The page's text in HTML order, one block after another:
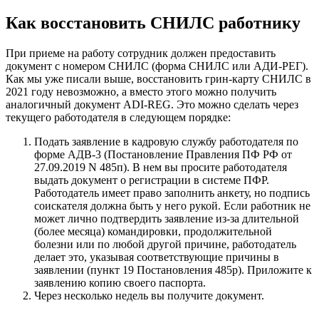
Как восстановить СНИЛС работнику
При приеме на работу сотрудник должен предоставить
документ с номером СНИЛС (форма СНИЛС или АДИ-РЕГ).
Как мы уже писали выше, восстановить грин-карту СНИЛС в
2021 году невозможно, а вместо этого можно получить
аналогичный документ ADI-REG. Это можно сделать через
текущего работодателя в следующем порядке:
Подать заявление в кадровую службу работодателя по
форме АДВ-3 (Постановление Правления ПФ РФ от
27.09.2019 N 485п). В нем вы просите работодателя
выдать документ о регистрации в системе ПФР.
Работодатель имеет право заполнить анкету, но подпись
соискателя должна быть у него рукой. Если работник не
может лично подтвердить заявление из-за длительной
(более месяца) командировки, продолжительной
болезни или по любой другой причине, работодатель
делает это, указывая соответствующие причины в
заявлении (пункт 19 Постановления 485p). Приложите к
заявлению копию своего паспорта.
Через несколько недель вы получите документ.